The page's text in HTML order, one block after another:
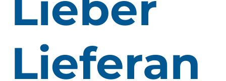
Lieferan